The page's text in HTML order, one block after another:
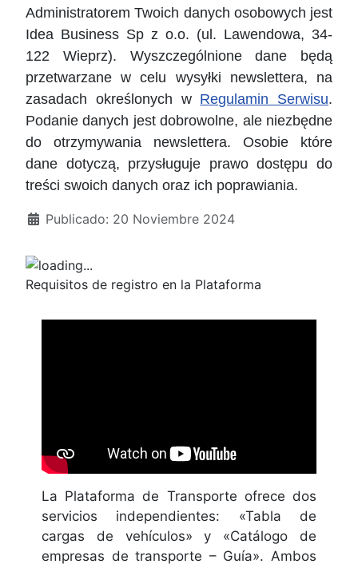
Administratorem Twoich danych osobowych jest
Idea Business Sp z o.o. (ul. Lawendowa, 34-
122 Wieprz). Wyszczególnione dane będą
przetwarzane w celu wysyłki newslettera, na
zasadach określonych w Regulamin Serwisu.
Podanie danych jest dobrowolne, ale niezbędne
do otrzymywania newslettera. Osobie które
dane dotyczą, przysługuje prawo dostępu do
treści swoich danych oraz ich poprawiania.
Detalles
Publicado: 20 Noviembre 2024
Requisitos de registro en la Plataforma
La Plataforma de Transporte ofrece dos
servicios independientes: «Tabla de
cargas de vehículos» y «Catálogo de
empresas de transporte – Guía». Ambos